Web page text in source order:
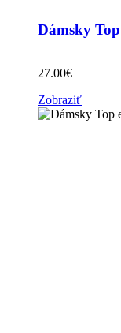
Dámsky
27.00€
Zobraziť